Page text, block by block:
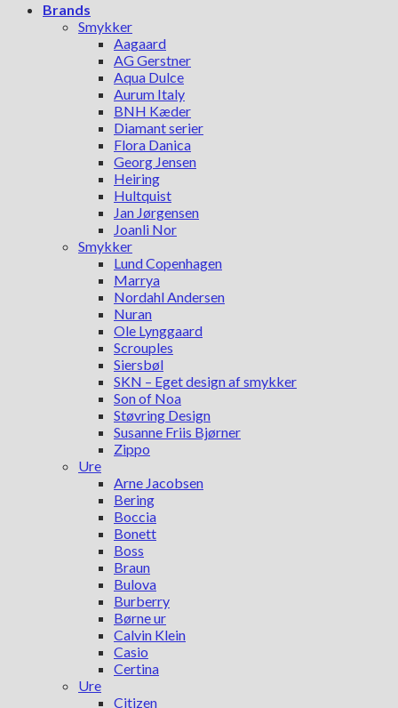
Brands
Smykker
Aagaard
AG Gerstner
Aqua Dulce
Aurum Italy
BNH Kæder
Diamant serier
Flora Danica
Georg Jensen
Heiring
Hultquist
Jan Jørgensen
Joanli Nor
Smykker
Lund Copenhagen
Marrya
Nordahl Andersen
Nuran
Ole Lynggaard
Scrouples
Siersbøl
SKN – Eget design af smykker
Son of Noa
Støvring Design
Susanne Friis Bjørner
Zippo
Ure
Arne Jacobsen
Bering
Boccia
Bonett
Boss
Braun
Bulova
Burberry
Børne ur
Calvin Klein
Casio
Certina
Ure
Citizen